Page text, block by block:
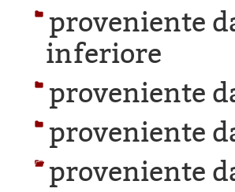
proveniente
inferiore
proveniente
proveniente
proveniente